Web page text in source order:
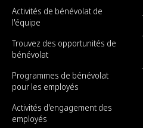
Activités de bénévolat de
l'équipe
Trouvez des opportunités de
bénévolat
Programmes de bénévolat
pour les employés
Activités d'engagement des
employés